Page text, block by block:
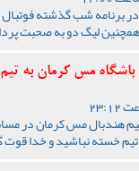
شب گذشته فوتبال
همچنین لیگ دو به صحبت
مس کرمان به تیم
هندبال مس کرمان در
خسته نباشید و خدا